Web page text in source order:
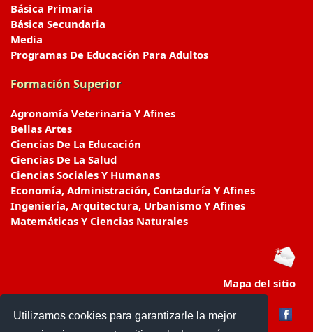
Utilizamos cookies para garantizarle la mejor
Básica Primaria
Básica Secundaria
Media
Programas De Educación Para Adultos
Formación Superior
Agronomía Veterinaria Y Afines
Bellas Artes
Ciencias De La Educación
Ciencias De La Salud
Ciencias Sociales Y Humanas
Economía, Administración, Contaduría Y Afines
Ingeniería, Arquitectura, Urbanismo Y Afines
Matemáticas Y Ciencias Naturales
Mapa del sitio